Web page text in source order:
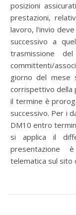
posizioni
prestazioni,
lavoro, l’invio
successivo a
trasmissione
committenti/
giorno del mese
corrispettivo della
il termine è
successivo. Per i
DM10 entro
si applica il
presentazione
telematica sul sito